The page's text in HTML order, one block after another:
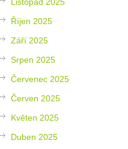
Říjen 2025
Září 2025
Srpen 2025
Červenec 2025
Červen 2025
Květen 2025
Duben 2025